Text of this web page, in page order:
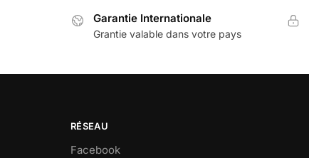
Garantie Internationale
Grantie valable dans votre pays
RÉSEAU
Facebook